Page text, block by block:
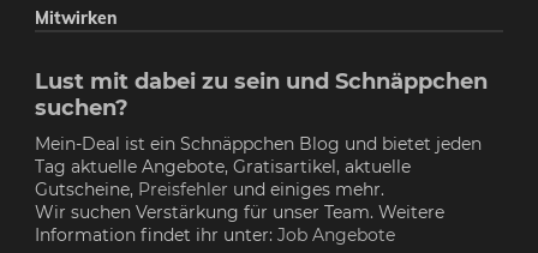
Mitwirken
Lust mit dabei zu sein und Schnäppchen
suchen?
Mein-Deal ist ein Schnäppchen Blog und bietet jeden
Tag aktuelle Angebote, Gratisartikel, aktuelle
Gutscheine, Preisfehler und einiges mehr.
Wir suchen Verstärkung für unser Team. Weitere
Information findet ihr unter: Job Angebote